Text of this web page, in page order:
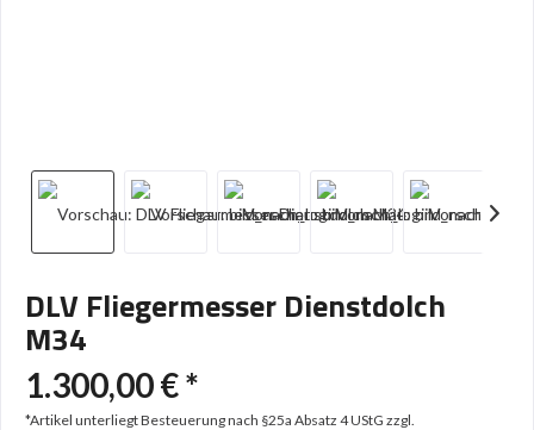
DLV Fliegermesser Dienstdolch
M34
1.300,00 € *
*Artikel unterliegt Besteuerung nach §25a Absatz 4 UStG zzgl.